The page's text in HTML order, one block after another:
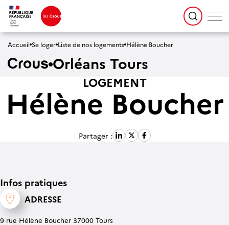
Accueil Se loger Liste de nos logements Hélène Boucher
Orléans Tours
LOGEMENT
Hélène Boucher
Partager :
Infos pratiques
ADRESSE
9 rue Hélène Boucher 37000 Tours